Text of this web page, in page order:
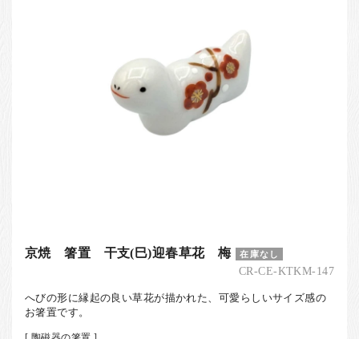
京焼 箸置 干支(巳)迎春草花 梅 在庫なし
CR-CE-KTKM-147
へびの形に縁起の良い草花が描かれた、可愛らしいサイズ感の
お箸置です。